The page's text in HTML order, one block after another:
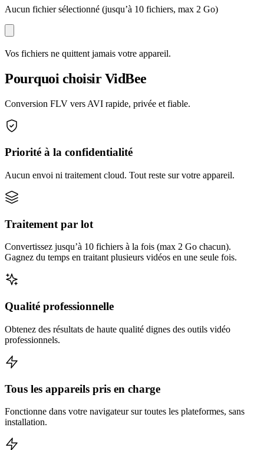
Aucun fichier sélectionné (jusqu’à 10 fichiers, max 2 Go)
Vos fichiers ne quittent jamais votre appareil.
Pourquoi choisir VidBee
Conversion FLV vers AVI rapide, privée et fiable.
Priorité à la confidentialité
Aucun envoi ni traitement cloud. Tout reste sur votre appareil.
Traitement par lot
Convertissez jusqu’à 10 fichiers à la fois (max 2 Go chacun).
Gagnez du temps en traitant plusieurs vidéos en une seule fois.
Qualité professionnelle
Obtenez des résultats de haute qualité dignes des outils vidéo
professionnels.
Tous les appareils pris en charge
Fonctionne dans votre navigateur sur toutes les plateformes, sans
installation.